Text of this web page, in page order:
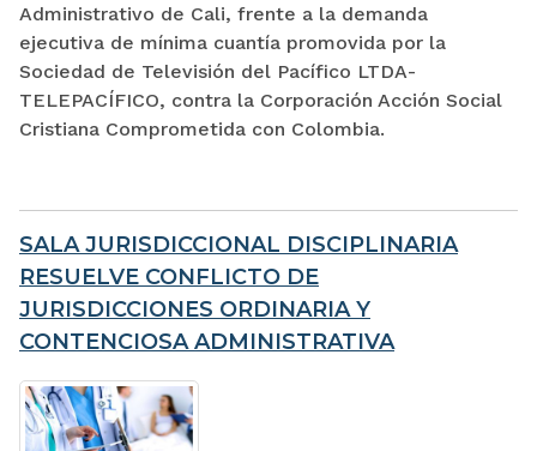
Administrativo de Cali, frente a la demanda
ejecutiva de mínima cuantía promovida por la
Sociedad de Televisión del Pacífico LTDA-
TELEPACÍFICO, contra la Corporación Acción Social
Cristiana Comprometida con Colombia.
SALA JURISDICCIONAL DISCIPLINARIA
RESUELVE CONFLICTO DE
JURISDICCIONES ORDINARIA Y
CONTENCIOSA ADMINISTRATIVA